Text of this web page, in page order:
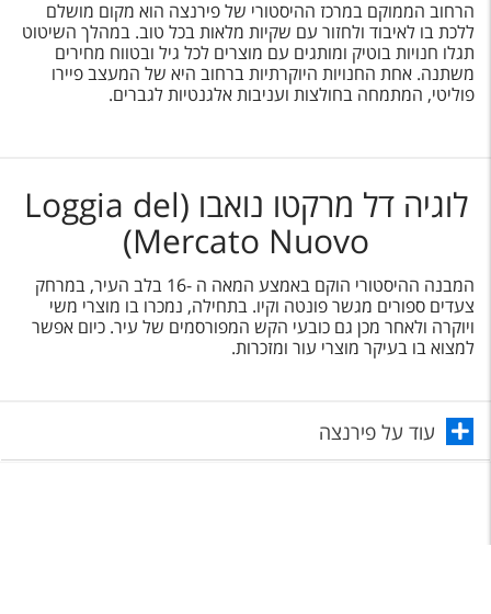
הרחוב הממוקם במרכז ההיסטורי של פירנצה הוא מקום מושלם
ללכת בו לאיבוד ולחזור עם שקיות מלאות בכל טוב. במהלך השיטוט
תגלו חנויות בוטיק ומותגים עם מוצרים לכל גיל ובטווח מחירים
משתנה. אחת החנויות היוקרתיות ברחוב היא של המעצב פיירו
פוליטי, המתמחה בחולצות ועניבות אלגנטיות לגברים.
לוגיה דל מרקטו נואבו (Loggia del
Mercato Nuovo)
המבנה ההיסטורי הוקם באמצע המאה ה -16 בלב העיר, במרחק
צעדים ספורים מגשר פונטה וקיו. בתחילה, נמכרו בו מוצרי משי
ויוקרה ולאחר מכן גם כובעי הקש המפורסמים של עיר. כיום אפשר
למצוא בו בעיקר מוצרי עור ומזכרות.
עוד על פירנצה